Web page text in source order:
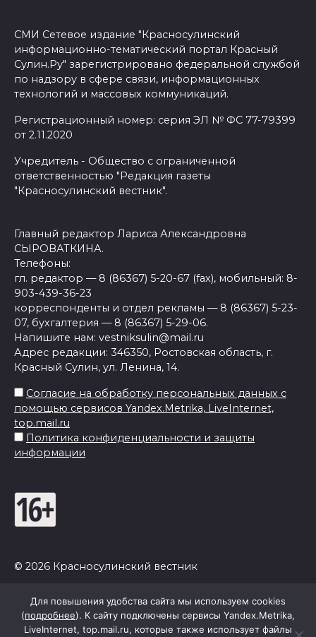
СМИ Сетевое издание "Красносулинский
информационно-тематический портал Красный
Сулин.Ру" зарегистрировано федеральной службой
по надзору в сфере связи, информационных
технологий и массовых коммуникаций.
Регистрационный номер: серия ЭЛ № ФС 77-79399
от 2.11.2020
Учредитель - Общество с ограниченной
ответственностью "Редакция газеты
"Красносулинский вестник".
Главный редактор Лариса Александровна
СЫРОВАТКИНА.
Телефоны:
гл. редактор — 8 (86367) 5-20-67 (fax), мобильный: 8-
903-439-36-23
корреспонденты и отдел рекламы — 8 (86367) 5-23-
07, бухгалтерия — 8 (86367) 5-29-06.
Напишите нам: vestniksulin@mail.ru
Адрес редакции: 346350, Ростовская область, г.
Красный Сулин, ул. Ленина, 14.
Согласие на обработку персональных данных с
помощью сервисов Yandex.Metrika, LiveInternet,
top.mail.ru
Политика конфиденциальности и защиты
информации
© 2026 Красносулинский вестник
Для повышения удобства сайта мы используем cookies
(подробнее). К сайту подключены сервисы Yandex.Metrika,
LiveInternet, top.mail.ru, которые также использует файлы